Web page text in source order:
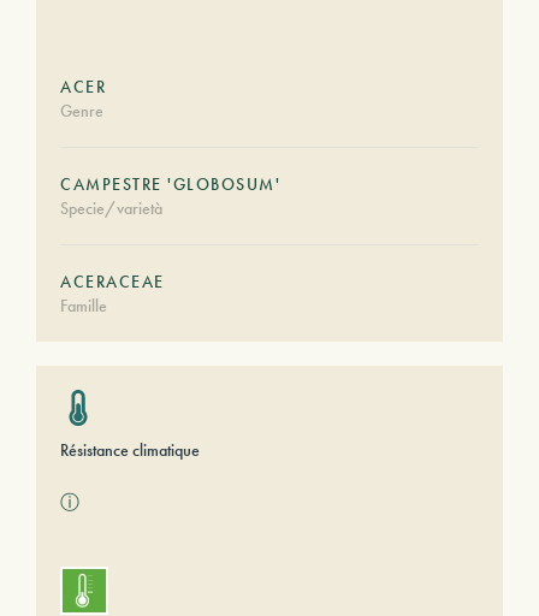
ACER
Genre
CAMPESTRE 'GLOBOSUM'
Specie/varietà
ACERACEAE
Famille
Résistance climatique
ⓘ